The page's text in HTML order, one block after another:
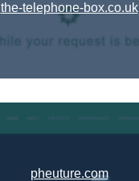
the-telephone-box.co.uk
pheuture.com